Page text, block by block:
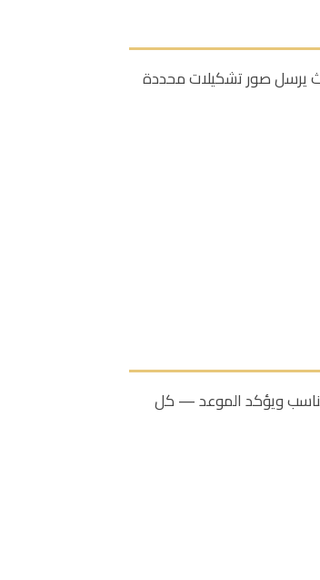
يرسل صور تشكيلات محددة
ويؤكد الموعد — كل